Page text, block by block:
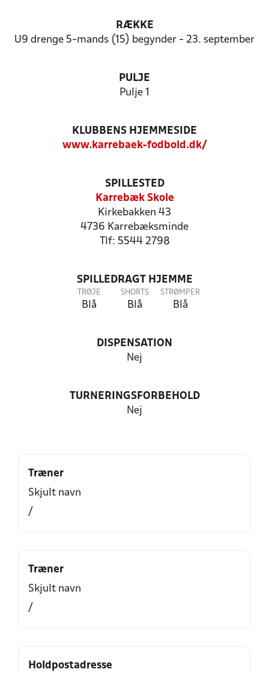
RÆKKE
U9 drenge 5-mands (15) begynder - 23. september
PULJE
Pulje 1
KLUBBENS HJEMMESIDE
www.karrebaek-fodbold.dk/
SPILLESTED
Karrebæk Skole
Kirkebakken 43
4736 Karrebæksminde
Tlf: 5544 2798
SPILLEDRAGT HJEMME
TRØJE
Blå
SHORTS
Blå
STRØMPER
Blå
DISPENSATION
Nej
TURNERINGSFORBEHOLD
Nej
Træner
Skjult navn
/
Træner
Skjult navn
/
Holdpostadresse